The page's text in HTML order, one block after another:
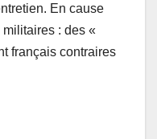
En cause
: des «
français contraires